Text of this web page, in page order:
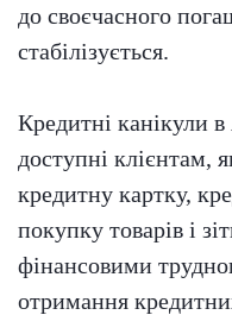
до своєчасного
стабілізується.
Кредитні канікули
доступні клієнтам,
кредитну картку,
покупку товарів і
фінансовими
отримання